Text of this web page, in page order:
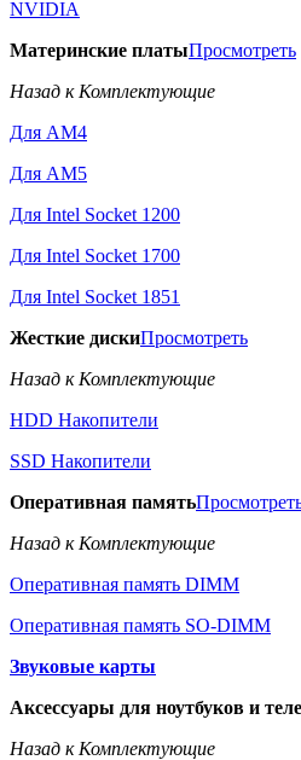
NVIDIA
Материнские платыПросмотреть
Назад к Комплектующие
Для AM4
Для AM5
Для Intel Socket 1200
Для Intel Socket 1700
Для Intel Socket 1851
Жесткие дискиПросмотреть
Назад к Комплектующие
HDD Накопители
SSD Накопители
Оперативная память
Назад к Комплектующие
Оперативная память DIMM
Оперативная память SO-DIMM
Звуковые карты
Аксессуары для ноутбуков и
Назад к Комплектующие